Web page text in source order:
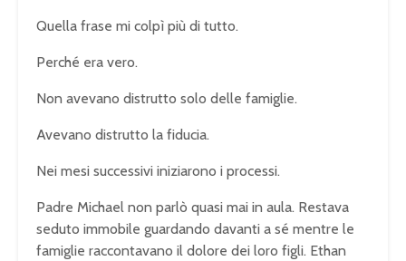
Quella frase mi colpì più di tutto.
Perché era vero.
Non avevano distrutto solo delle famiglie.
Avevano distrutto la fiducia.
Nei mesi successivi iniziarono i processi.
Padre Michael non parlò quasi mai in aula. Restava
seduto immobile guardando davanti a sé mentre le
famiglie raccontavano il dolore dei loro figli. Ethan